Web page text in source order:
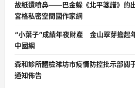
故紙遺噴鼻——巴金躲《北平箋譜》的
宮格私密空間國作家網
“小葉子”成績年夜財產 金山翠芽擔起
中國網
森和診所體檢濰坊市疫情防控批示部關
通知佈告